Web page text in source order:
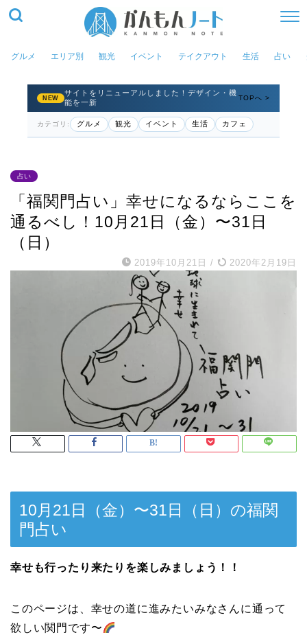
グルメ エリア別 観光 イベント テイクアウト 生活 占い
NEW
サイトをリニューアルしました！デザイン・機
能を一新
TOPへ >
カテゴリ: グルメ 観光 イベント 生活 カフェ
占い
「福関門占い」幸せになるならここを
通るべし！10月21日（金）〜31日
（日）
2019年10月21日 / 2020年2月19日
10月21日（金）〜31日（日）の福関
門占い
幸せも行ったり来たりを楽しみましょう！！
このページは、幸せの道に進みたいみなさんに通って
欲しい関門です〜